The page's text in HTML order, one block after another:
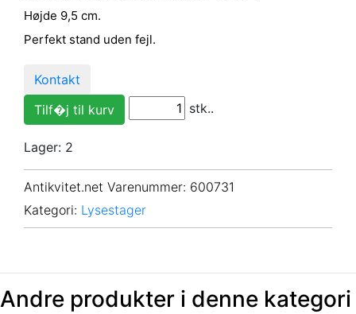
Højde 9,5 cm.
Perfekt stand uden fejl.
Kontakt
stk..
Lager: 2
Antikvitet.net Varenummer: 600731
Kategori: Lysestager
Andre produkter i denne kategori